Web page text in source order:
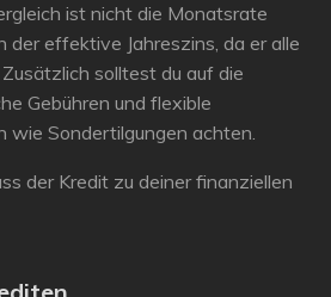
ist nicht die Monatsrate
der effektive Jahreszins, da er alle
solltest du auf die
Gebühren und flexible
wie Sondertilgungen achten.
der Kredit zu deiner finanziellen